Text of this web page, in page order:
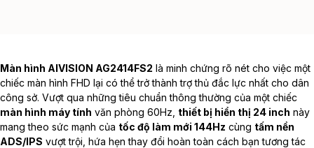
Màn hình AIVISION AG2414FS2 là minh chứng rõ nét cho việc một
chiếc màn hình FHD lại có thể trở thành trợ thủ đắc lực nhất cho dân
công sở. Vượt qua những tiêu chuẩn thông thường của một chiếc
màn hình máy tính văn phòng 60Hz, thiết bị hiển thị 24 inch này
mang theo sức mạnh của tốc độ làm mới 144Hz cùng tấm nền
ADS/IPS vượt trội, hứa hẹn thay đổi hoàn toàn cách bạn tương tác